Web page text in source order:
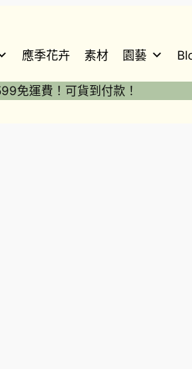
應季花卉 素材 園藝
免運費！可貨到付款！